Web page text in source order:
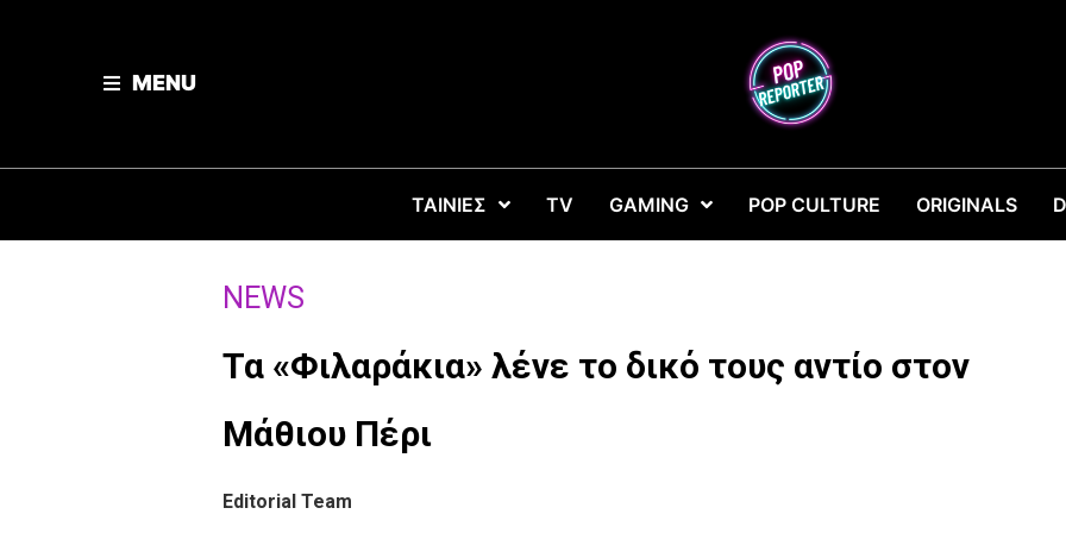
MENU
ΤΑΙΝΙΕΣ TV GAMING POP CULTURE ORIGINALS
NEWS
Τα «Φιλαράκια» λένε το δικό τους αντίο στον
Μάθιου Πέρι
Editorial Team